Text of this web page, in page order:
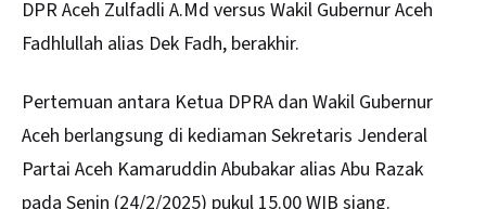
DPR Aceh Zulfadli A.Md versus Wakil Gubernur Aceh
Fadhlullah alias Dek Fadh, berakhir.
Pertemuan antara Ketua DPRA dan Wakil Gubernur
Aceh berlangsung di kediaman Sekretaris Jenderal
Partai Aceh Kamaruddin Abubakar alias Abu Razak
pada Senin (24/2/2025) pukul 15.00 WIB siang.